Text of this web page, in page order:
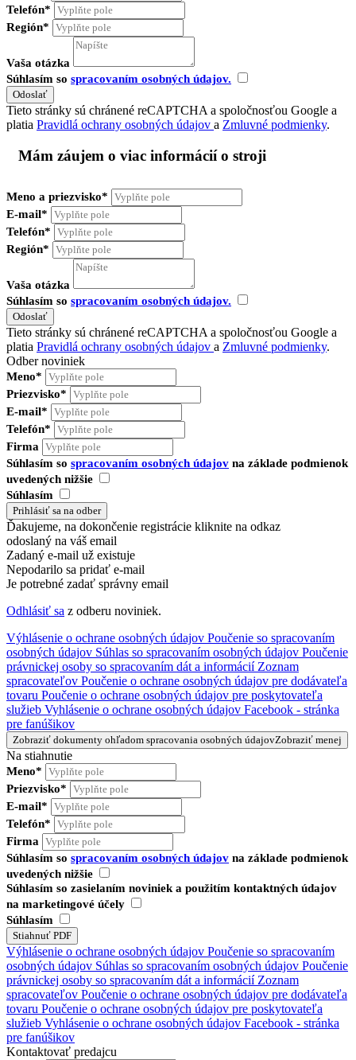
Telefón*
Región*
Vaša otázka
Súhlasím so spracovaním osobných údajov.
Tieto stránky sú chránené reCAPTCHA a spoločnosťou Google a
platia Pravidlá ochrany osobných údajov a Zmluvné podmienky.
Mám záujem o viac informácií o stroji
Meno a priezvisko*
E-mail*
Telefón*
Región*
Vaša otázka
Súhlasím so spracovaním osobných údajov.
Tieto stránky sú chránené reCAPTCHA a spoločnosťou Google a
platia Pravidlá ochrany osobných údajov a Zmluvné podmienky.
Odber noviniek
Meno*
Priezvisko*
E-mail*
Telefón*
Firma
Súhlasím so spracovaním osobných údajov na základe podmienok
uvedených nižšie
Súhlasím
Ďakujeme, na dokončenie registrácie kliknite na odkaz
odoslaný na váš email
Zadaný e-mail už existuje
Nepodarilo sa pridať e-mail
Je potrebné zadať správny email
Odhlásiť sa z odberu noviniek.
Výhlásenie o ochrane osobných údajov Poučenie so spracovaním
osobných údajov Súhlas so spracovaním osobných údajov Poučenie
právnickej osoby so spracovaním dát a informácií Zoznam
spracovateľov Poučenie o ochrane osobných údajov pre dodávateľa
tovaru Poučenie o ochrane osobných údajov pre poskytovateľa
služieb Vyhlásenie o ochrane osobných údajov Facebook - stránka
pre fanúšikov
Zobraziť dokumenty ohľadom spracovania osobných údajovZobraziť menej
Na stiahnutie
Meno*
Priezvisko*
E-mail*
Telefón*
Firma
Súhlasím so spracovaním osobných údajov na základe podmienok
uvedených nižšie
Súhlasím so zasielaním noviniek a použitím kontaktných údajov
na marketingové účely
Súhlasím
Výhlásenie o ochrane osobných údajov Poučenie so spracovaním
osobných údajov Súhlas so spracovaním osobných údajov Poučenie
právnickej osoby so spracovaním dát a informácií Zoznam
spracovateľov Poučenie o ochrane osobných údajov pre dodávateľa
tovaru Poučenie o ochrane osobných údajov pre poskytovateľa
služieb Vyhlásenie o ochrane osobných údajov Facebook - stránka
pre fanúšikov
Kontaktovať predajcu